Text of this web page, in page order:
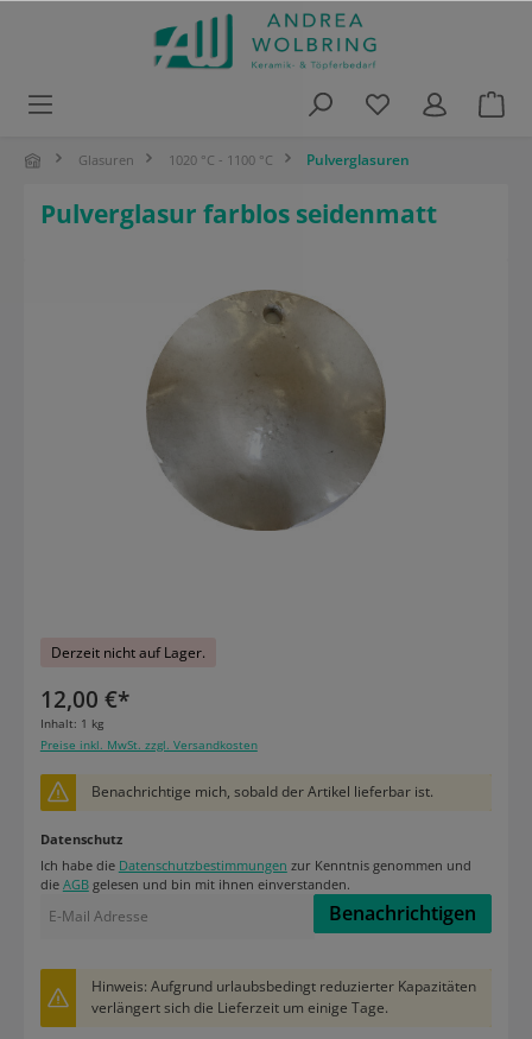
Glasuren 1020 °C - 1100 °C Pulverglasuren
Pulverglasur farblos seidenmatt
Bildergalerie überspringen
Derzeit nicht auf Lager.
12,00 €*
Inhalt: 1 kg
Preise inkl. MwSt. zzgl. Versandkosten
Benachrichtige mich, sobald der Artikel lieferbar ist.
Datenschutz
Ich habe die Datenschutzbestimmungen zur Kenntnis genommen und
die AGBgelesen und bin mit ihnen einverstanden.
Benachrichtigen
Hinweis: Aufgrund urlaubsbedingt reduzierter Kapazitäten
verlängert sich die Lieferzeit um einige Tage.